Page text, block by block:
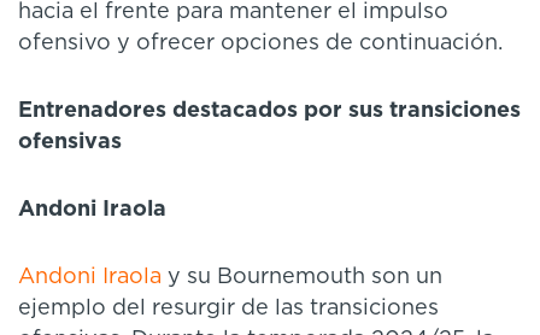
hacia el frente para mantener el impulso
ofensivo y ofrecer opciones de continuación.
Entrenadores destacados por sus transiciones
ofensivas
Andoni Iraola
Andoni Iraola y su Bournemouth son un
ejemplo del resurgir de las transiciones